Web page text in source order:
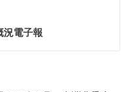
況電子報